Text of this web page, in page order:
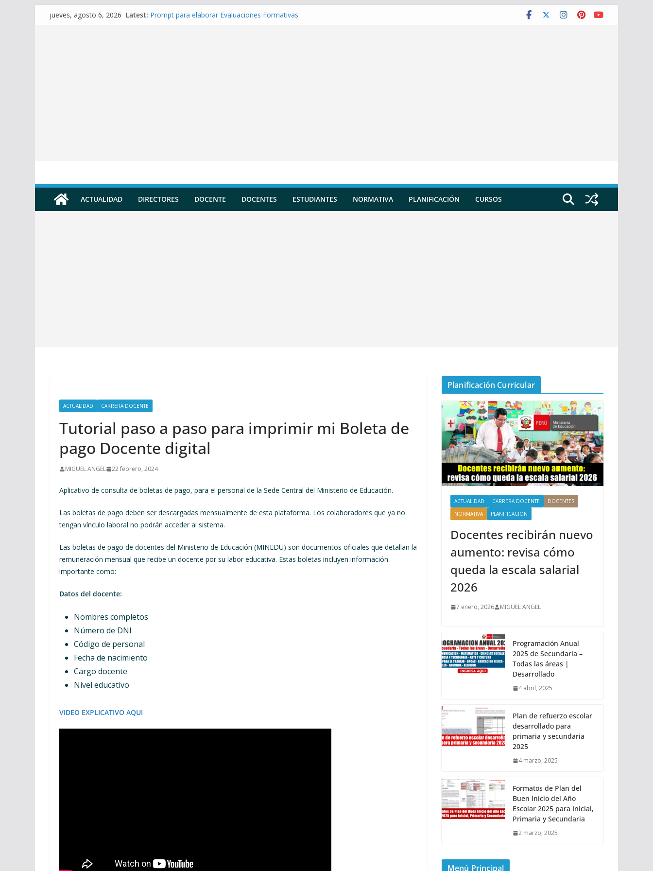
jueves, agosto 6, 2026 Latest: Prompt para elaborar Evaluaciones Formativas
ACTUALIDAD DIRECTORES DOCENTE DOCENTES ESTUDIANTES NORMATIVA PLANIFICACIÓN CURSOS
ACTUALIDAD CARRERA DOCENTE
Tutorial paso a paso para imprimir mi Boleta de
pago Docente digital
MIGUEL ANGEL 22 febrero, 2024
Aplicativo de consulta de boletas de pago, para el personal de la Sede Central del Ministerio de Educación.
Las boletas de pago deben ser descargadas mensualmente de esta plataforma. Los colaboradores que ya no
tengan vínculo laboral no podrán acceder al sistema.
Las boletas de pago de docentes del Ministerio de Educación (MINEDU) son documentos oficiales que detallan la
remuneración mensual que recibe un docente por su labor educativa. Estas boletas incluyen información
importante como:
Datos del docente:
Nombres completos
Número de DNI
Código de personal
Fecha de nacimiento
Cargo docente
Nivel educativo
VIDEO EXPLICATIVO AQUI
Planificación Curricular
ACTUALIDAD CARRERA DOCENTE
DOCENTES
NORMATIVA
PLANIFICACIÓN
Docentes recibirán nuevo
aumento: revisa cómo
queda la escala salarial
2026
7 enero, 2026 MIGUEL ANGEL
Programación Anual
2025 de Secundaria –
Todas las áreas |
Desarrollado
4 abril, 2025
Plan de refuerzo escolar
desarrollado para
primaria y secundaria
2025
4 marzo, 2025
Formatos de Plan del
Buen Inicio del Año
Escolar 2025 para Inicial,
Primaria y Secundaria
2 marzo, 2025
Menú Principal